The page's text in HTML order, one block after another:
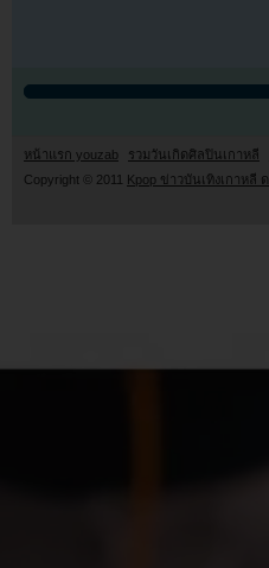
หน้าแรก youzab รวมวันเกิดศิลปินเกาหลี
Copyright © 2011 Kpop ข่าวบันเทิงเกาห